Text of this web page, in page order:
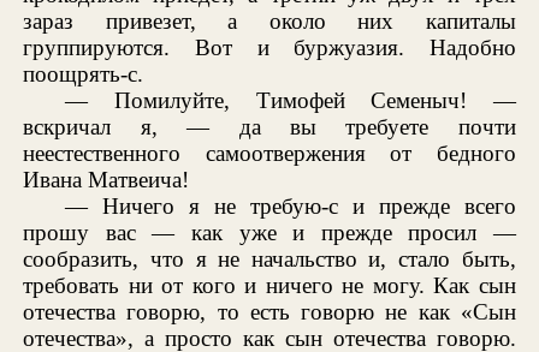
зараз привезет, а около них капиталы
группируются. Вот и буржуазия. Надобно
поощрять-с.
— Помилуйте, Тимофей Семеныч! —
вскричал я, — да вы требуете почти
неестественного самоотвержения от бедного
Ивана Матвеича!
— Ничего я не требую-с и прежде всего
прошу вас — как уже и прежде просил —
сообразить, что я не начальство и, стало быть,
требовать ни от кого и ничего не могу. Как сын
отечества говорю, то есть говорю не как «Сын
отечества», а просто как сын отечества говорю.